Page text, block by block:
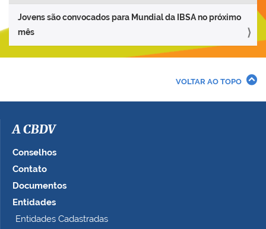
Jovens são convocados para Mundial da IBSA no próximo
mês
VOLTAR AO TOPO
A CBDV
Conselhos
Contato
Documentos
Entidades
Entidades Cadastradas